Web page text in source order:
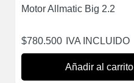
Motor Allmatic Big 2.2
$780.500 IVA INCLUIDO
Añadir al carrito